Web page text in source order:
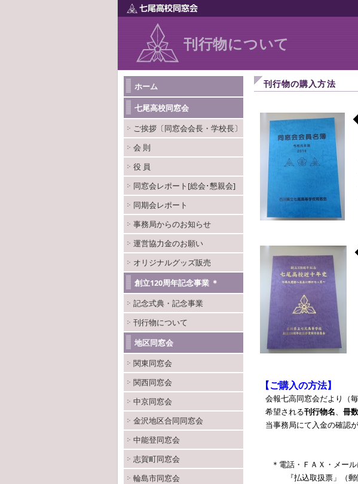
刊行物について
ホーム
七尾高校同窓会
ご挨拶〔同窓会会長・学校長〕
会 則
役 員
同窓会レポート[総会･懇親会]
同期会レポート
事務局からのお知らせ
運営協力金のお願い
オリジナルグッズ販売
創立120周年記念事業 ＊
記念式典・記念事業
刊行物について
地区同窓会
関東同窓会
関西同窓会
中京同窓会
金沢地区合同同窓会
中能登同窓会
志賀町同窓会
輪島市同窓会
刊行物の購入方法
【ご購入の方法】
会報七高同窓会だより（
希望される刊行物名、 冊数
当事務局にて入金の確認
＊電話・ＦＡＸ・メー
『払込取扱票」（郵便